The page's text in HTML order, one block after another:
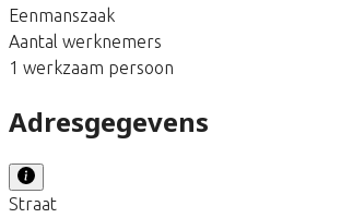
Eenmanszaak
Aantal werknemers
1 werkzaam persoon
Adresgegevens
Straat